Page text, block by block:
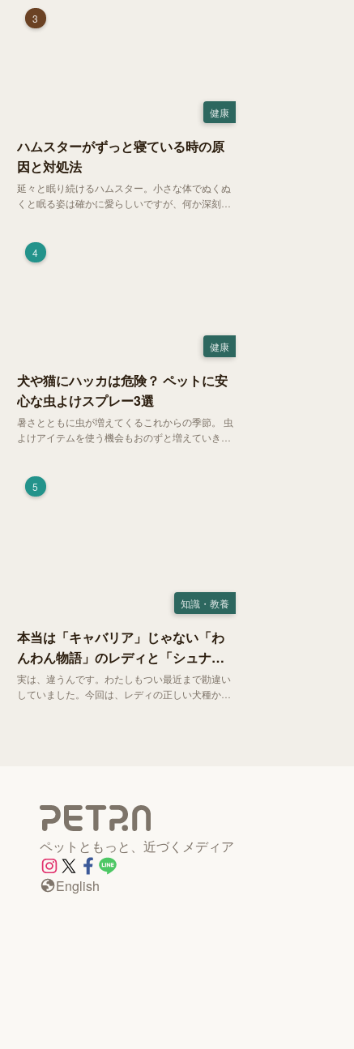
ざを聞いたことはありますか？
3
健康
ハムスターがずっと寝ている時の原
因と対処法
延々と眠り続けるハムスター。小さな体でぬくぬ
くと眠る姿は確かに愛らしいですが、何か深刻な
常範囲やぐったりしている場合の見分け方、安心
できる環境づくり についてご紹介します。
4
健康
犬や猫にハッカは危険？ ペットに安
心な虫よけスプレー3選
暑さとともに虫が増えてくるこれからの季節。 虫
よけアイテムを使う機会もおのずと増えていきま
健康には悪影響 だということはご存知ですか？
5
知識・教養
本当は「キャバリア」じゃない「わ
んわん物語」のレディと「シュナ」
じゃないトランプ
実は、違うんです。わたしもつい最近まで勘違い
していました。今回は、レディの正しい犬種から
ペットともっと、近づくメディア
English